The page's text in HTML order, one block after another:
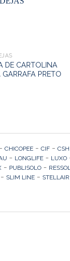
DE CARTOLINA
GARRAFA PRETO
- CHICOPEE - CIF - CSH
- LONGLIFE - LUXO
- PUBLISOLO - RESSOL
- SLIM LINE - STELLAIR